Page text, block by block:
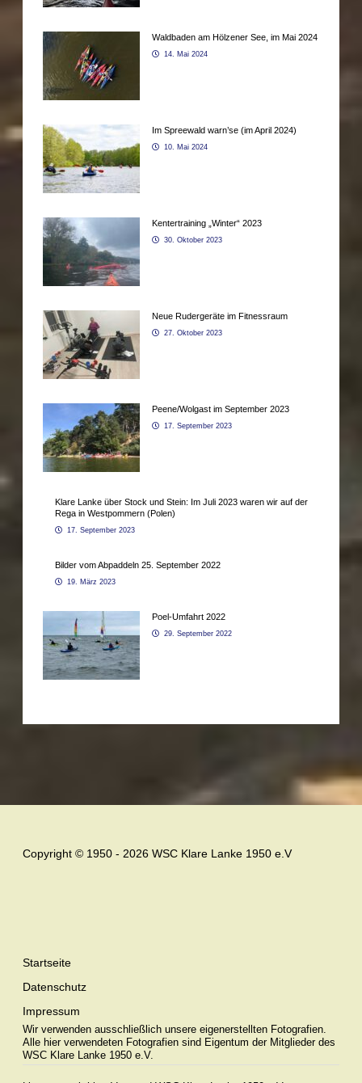
Waldbaden am Hölzener See, im Mai 2024
14. Mai 2024
Im Spreewald warn’se (im April 2024)
10. Mai 2024
Kentertraining „Winter“ 2023
30. Oktober 2023
Neue Rudergeräte im Fitnessraum
27. Oktober 2023
Peene/Wolgast im September 2023
17. September 2023
Klare Lanke über Stock und Stein: Im Juli 2023 waren wir auf der
Rega in Westpommern (Polen)
17. September 2023
Bilder vom Abpaddeln 25. September 2022
19. März 2023
Poel-Umfahrt 2022
29. September 2022
Copyright © 1950 - 2026 WSC Klare Lanke 1950 e.V
Startseite
Datenschutz
Impressum
Wir verwenden ausschließlich unsere eigenerstellten Fotografien.
Alle hier verwendeten Fotografien sind Eigentum der Mitglieder des
WSC Klare Lanke 1950 e.V.